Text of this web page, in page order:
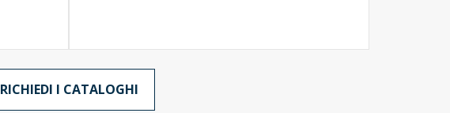
RICHIEDI I CATALOGHI